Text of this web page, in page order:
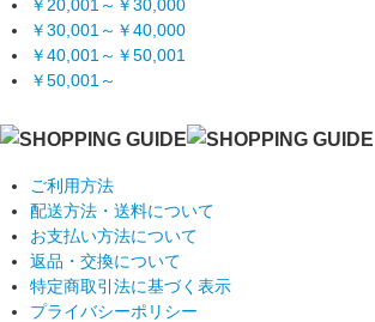
￥20,001～￥30,000
￥30,001～￥40,000
￥40,001～￥50,001
￥50,001～
ご利用方法
配送方法・送料について
お支払い方法について
返品・交換について
特定商取引法に基づく表示
プライバシーポリシー